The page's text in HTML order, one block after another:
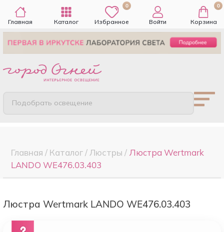
Главная Каталог
0
Избранное Войти
0
Корзина
Подобрать освещение
Главная / Каталог/ Люстры / Люстра Wertmark
LANDO WE476.03.403
Люстра Wertmark LANDO WE476.03.403